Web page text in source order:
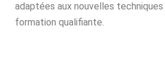
adaptées aux nouvelles techniques
formation qualifiante.